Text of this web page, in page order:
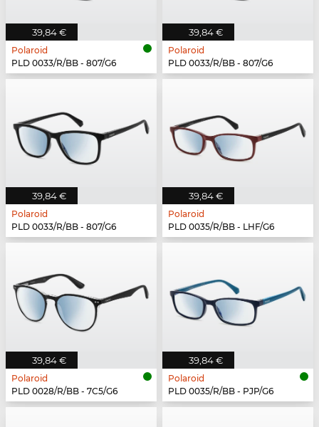
39,84 €
Polaroid
PLD 0033/R/BB - 807/G6
39,84 €
Polaroid
PLD 0033/R/BB - 807/G6
39,84 €
Polaroid
PLD 0033/R/BB - 807/G6
39,84 €
Polaroid
PLD 0035/R/BB - LHF/G6
39,84 €
Polaroid
PLD 0028/R/BB - 7C5/G6
39,84 €
Polaroid
PLD 0035/R/BB - PJP/G6